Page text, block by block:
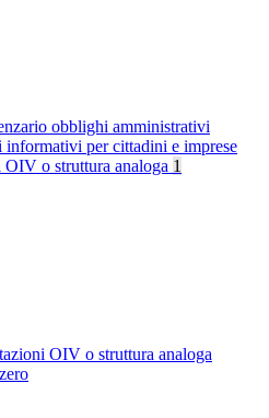
obblighi amministrativi
informativi per cittadini e imprese
OIV o struttura analoga 1
OIV o struttura analoga